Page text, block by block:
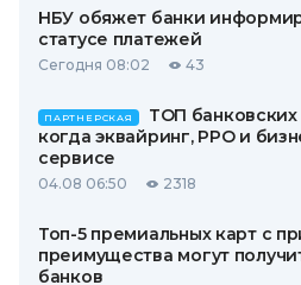
НБУ обяжет банки
статусе платежей
Сегодня 08:02 43
ПАРТНЕРСКАЯ
ТОП
когда эквайринг, РРО и
сервисе
04.08 06:50 2318
Топ-5 премиальных карт с
преимущества могут
банков